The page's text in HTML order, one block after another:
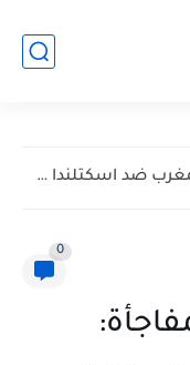
بث مباشر مباراة المغرب ضد اسكتلندا في كأس العالم 2026...
0